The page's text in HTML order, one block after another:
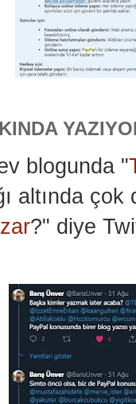
blogunda "
altında
?" diye